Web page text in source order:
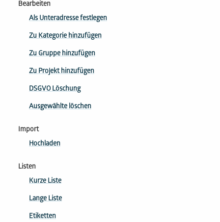
Bearbeiten
Als Unteradresse festlegen
Zu Kategorie hinzufügen
Zu Gruppe hinzufügen
Zu Projekt hinzufügen
DSGVO Löschung
Ausgewählte löschen
Import
Hochladen
Listen
Kurze Liste
Lange Liste
Etiketten